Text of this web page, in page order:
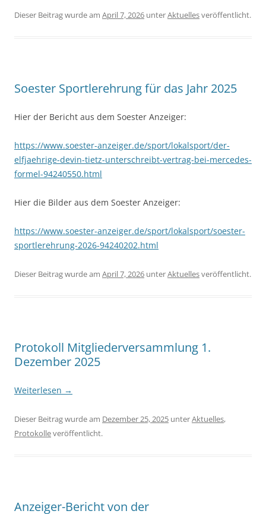
Dieser Beitrag wurde am April 7, 2026 unterAktuellesveröffentlicht.
Soester Sportlerehrung für das Jahr 2025
Hier der Bericht aus dem Soester Anzeiger:
https://www.soester-anzeiger.de/sport/lokalsport/der-
elfjaehrige-devin-tietz-unterschreibt-vertrag-bei-mercedes-
formel-94240550.html
Hier die Bilder aus dem Soester Anzeiger:
https://www.soester-anzeiger.de/sport/lokalsport/soester-
sportlerehrung-2026-94240202.html
Dieser Beitrag wurde am April 7, 2026 unterAktuellesveröffentlicht.
Protokoll Mitgliederversammlung 1.
Dezember 2025
Weiterlesen →
Dieser Beitrag wurde am Dezember 25, 2025 unterAktuelles,
Protokolleveröffentlicht.
Anzeiger-Bericht von der